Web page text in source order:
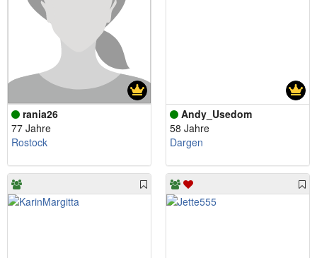
rania26
77 Jahre
Rostock
Andy_Usedom
58 Jahre
Dargen